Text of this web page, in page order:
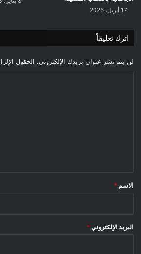
17 أبريل، 2025
اترك تعليقاً
لن يتم نشر عنوان بريدك الإلكتروني. الحقول
*
الاسم *
البريد الإلكتروني *